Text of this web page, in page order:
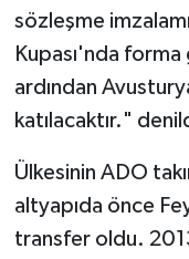
sözleşme
Kupası'nda
ardından
katılacaktır."
Ülkesinin ADO
altyapıda önce
transfer oldu.